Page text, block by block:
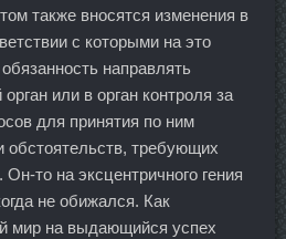
также вносятся изменения в
с которыми на это
направлять
или в орган контроля за
для принятия по ним
обстоятельств, требующих
Он-то на эксцентричного гения
не обижался. Как
мир на выдающийся успех